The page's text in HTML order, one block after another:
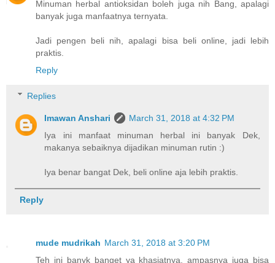
Minuman herbal antioksidan boleh juga nih Bang, apalagi
banyak juga manfaatnya ternyata.
Jadi pengen beli nih, apalagi bisa beli online, jadi lebih
praktis.
Reply
Replies
Imawan Anshari
March 31, 2018 at 4:32 PM
Iya ini manfaat minuman herbal ini banyak Dek,
makanya sebaiknya dijadikan minuman rutin :)
Iya benar bangat Dek, beli online aja lebih praktis.
Reply
mude mudrikah March 31, 2018 at 3:20 PM
Teh ini banyk banget ya khasiatnya, ampasnya juga bisa